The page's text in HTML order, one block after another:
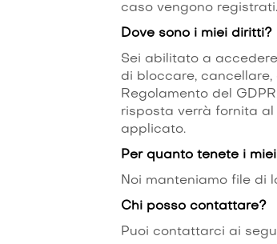
caso vengono registrati.
Dove sono i miei diritti?
Sei abilitato a
di bloccare,
Regolamento del
risposta verrà fornita
applicato.
Per quanto tenete i
Noi manteniamo file di
Chi posso contattare?
Puoi contattarci ai